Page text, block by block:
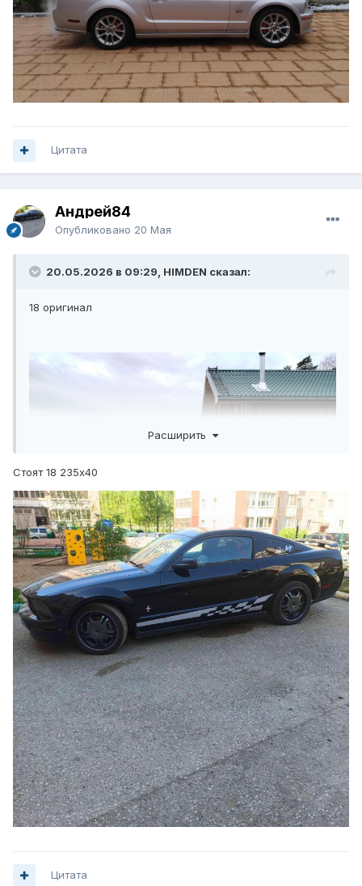
Цитата
Андрей84
Опубликовано 20 Мая
20.05.2026 в 09:29, HIMDEN сказал:
18 оригинал
Расширить
Стоят 18 235х40
Цитата